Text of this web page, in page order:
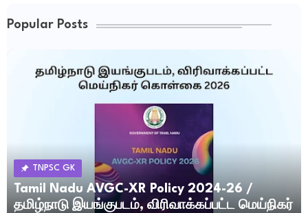
Popular Posts
TNPSC GK
Tamil Nadu AVGC-XR Policy 2024-26 /
தமிழ்நாடு இயங்குபடம், விரிவாக்கப்பட்ட மெய்நிகர்